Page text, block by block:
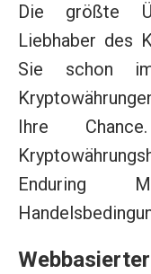
Die größte
Liebhaber des
Sie schon
Ihre
Enduring